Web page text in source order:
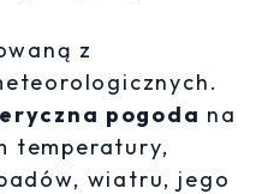
z
pogoda na
temperatury,
wiatru, jego